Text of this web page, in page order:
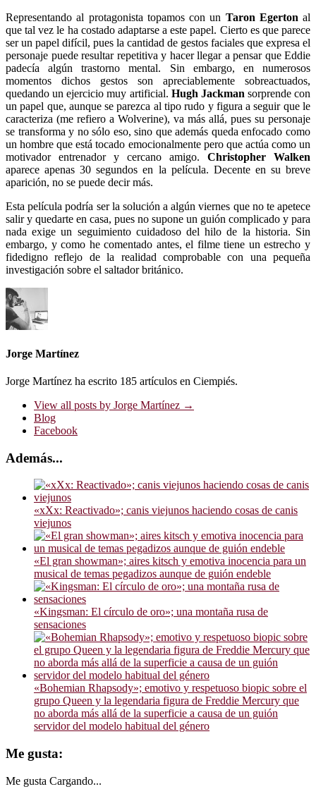
Representando al protagonista topamos con un Taron Egerton al
que tal vez le ha costado adaptarse a este papel. Cierto es que parece
ser un papel difícil, pues la cantidad de gestos faciales que expresa el
personaje puede resultar repetitiva y hacer llegar a pensar que Eddie
padecía algún trastorno mental. Sin embargo, en numerosos
momentos dichos gestos son apreciablemente sobreactuados,
quedando un ejercicio muy artificial. Hugh Jackman sorprende con
un papel que, aunque se parezca al tipo rudo y figura a seguir que le
caracteriza (me refiero a Wolverine), va más allá, pues su personaje
se transforma y no sólo eso, sino que además queda enfocado como
un hombre que está tocado emocionalmente pero que actúa como un
motivador entrenador y cercano amigo. Christopher Walken
aparece apenas 30 segundos en la película. Decente en su breve
aparición, no se puede decir más.
Esta película podría ser la solución a algún viernes que no te apetece
salir y quedarte en casa, pues no supone un guión complicado y para
nada exige un seguimiento cuidadoso del hilo de la historia. Sin
embargo, y como he comentado antes, el filme tiene un estrecho y
fidedigno reflejo de la realidad comprobable con una pequeña
investigación sobre el saltador británico.
Jorge Martínez
Jorge Martínez ha escrito 185 artículos en Ciempiés.
View all posts by Jorge Martínez →
Blog
Facebook
Además...
«xXx: Reactivado»; canis viejunos haciendo cosas de canis
viejunos
«El gran showman»; aires kitsch y emotiva inocencia para un
musical de temas pegadizos aunque de guión endeble
«Kingsman: El círculo de oro»; una montaña rusa de
sensaciones
«Bohemian Rhapsody»; emotivo y respetuoso biopic sobre el
grupo Queen y la legendaria figura de Freddie Mercury que
no aborda más allá de la superficie a causa de un guión
servidor del modelo habitual del género
Me gusta:
Me gusta Cargando...